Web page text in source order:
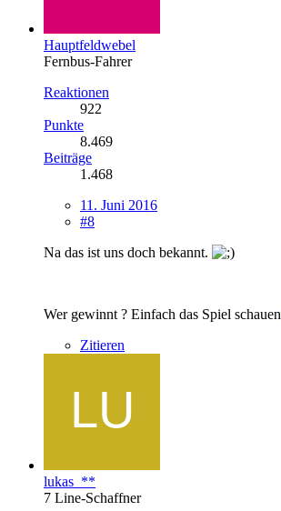
Hauptfeldwebel
Fernbus-Fahrer
Reaktionen
922
Punkte
8.469
Beiträge
1.468
11. Juni 2016
#8
Na das ist uns doch bekannt.
Wer gewinnt ? Einfach das Spiel schauen
Zitieren
lukas_**
7 Line-Schaffner